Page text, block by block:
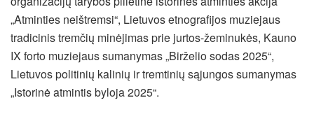
„Atminties neištremsi“, Lietuvos etnografijos muziejaus
tradicinis tremčių minėjimas prie jurtos-žeminukės, Kauno
IX forto muziejaus sumanymas „Birželio sodas 2025“,
Lietuvos politinių kalinių ir tremtinių sąjungos sumanymas
„Istorinė atmintis byloja 2025“.